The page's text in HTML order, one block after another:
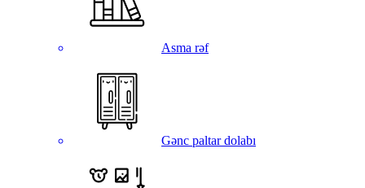
Asma rəf
Gənc paltar dolabı